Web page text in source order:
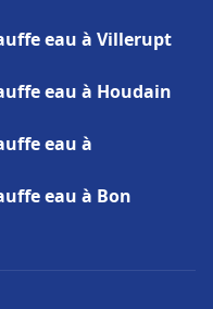
eau à Villerupt
eau à Houdain
eau à
eau à Bon